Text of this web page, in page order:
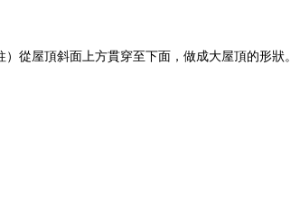
從屋頂斜面上方貫穿至下面，做成大屋頂的形狀。